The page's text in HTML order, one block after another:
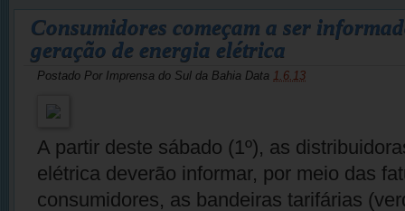
Consumidores começam a ser
geração de energia elétrica
Postado Por Imprensa do Sul da Bahia Data 1.6.13
A partir deste sábado (1º), as
elétrica deverão informar, por meio das
consumidores, as bandeiras tarifárias